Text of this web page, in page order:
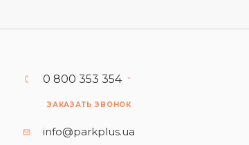
0 800 353 354
ЗАКАЗАТЬ ЗВОНОК
info@parkplus.ua